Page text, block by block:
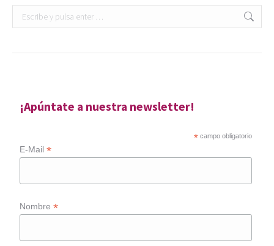
Buscar:
¡Apúntate a nuestra newsletter!
* campo obligatorio
E-Mail*
Nombre*